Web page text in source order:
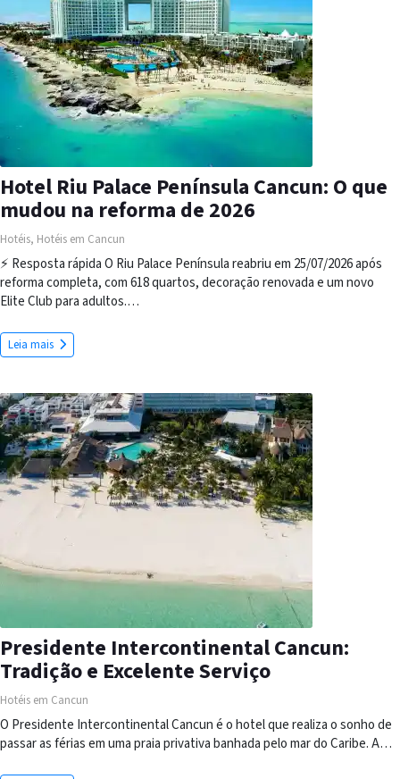
Hotel Riu Palace Península Cancun: O que
mudou na reforma de 2026
Hotéis, Hotéis em Cancun
⚡ Resposta rápida O Riu Palace Península reabriu em 25/07/2026 após
reforma completa, com 618 quartos, decoração renovada e um novo
Elite Club para adultos.…
Leia mais
Presidente Intercontinental Cancun:
Tradição e Excelente Serviço
Hotéis em Cancun
O Presidente Intercontinental Cancun é o hotel que realiza o sonho de
passar as férias em uma praia privativa banhada pelo mar do Caribe. A…